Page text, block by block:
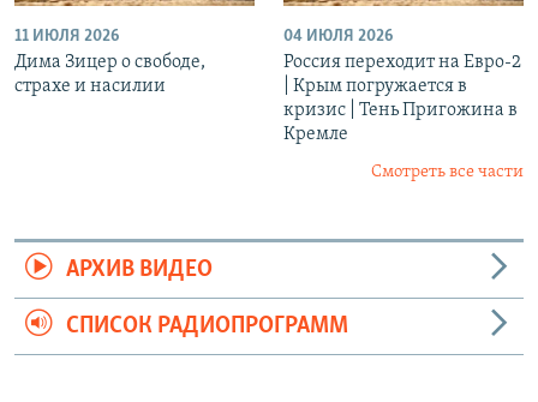
11 ИЮЛЯ 2026
Дима Зицер о свободе,
страхе и насилии
04 ИЮЛЯ 2026
Россия переходит на Евро-2
| Крым погружается в
кризис | Тень Пригожина в
Кремле
Смотреть все части
АРХИВ ВИДЕО
СПИСОК РАДИОПРОГРАММ